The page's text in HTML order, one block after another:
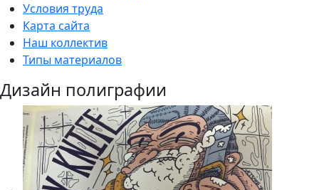
Условия труда
Карта сайта
Наш коллектив
Типы материалов
Дизайн полиграфии